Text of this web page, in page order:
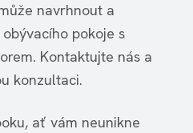
navrhnout a
pokoje s
Kontaktujte nás a
konzultaci.
ať vám neunikne